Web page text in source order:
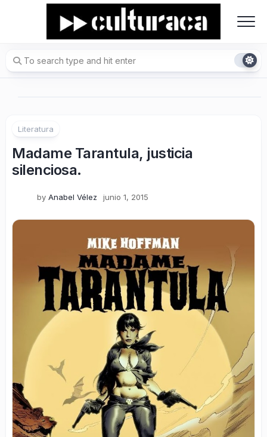
Literatura
Madame Tarantula, justicia
silenciosa.
by Anabel Vélez junio 1, 2015